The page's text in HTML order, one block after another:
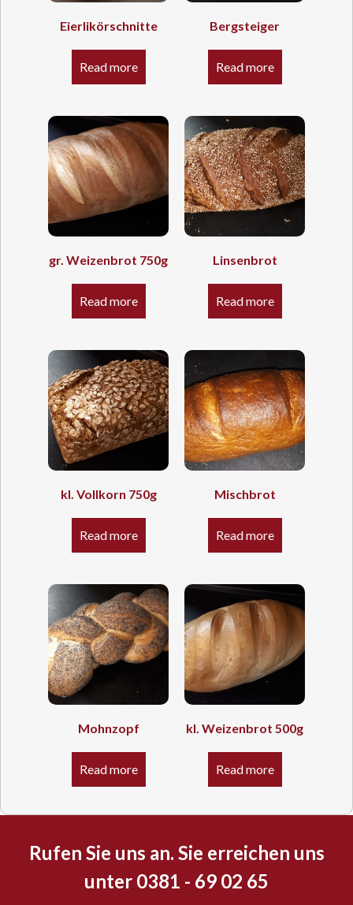
Eierlikörschnitte
Read more
Bergsteiger
Read more
gr. Weizenbrot 750g
Read more
Linsenbrot
Read more
kl. Vollkorn 750g
Read more
Mischbrot
Read more
Mohnzopf
Read more
kl. Weizenbrot 500g
Read more
Rufen Sie uns an. Sie erreichen uns
unter 0381 - 69 02 65